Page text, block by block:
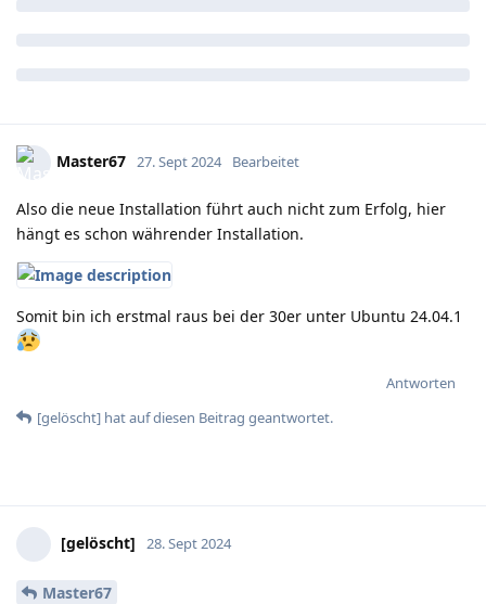
Master67 27. Sept 2024 Bearbeitet
Also die neue Installation führt auch nicht zum Erfolg, hier
hängt es schon währender Installation.
Somit bin ich erstmal raus bei der 30er unter Ubuntu 24.04.1
Antworten
[gelöscht] hatauf diesen Beitrag geantwortet.
[gelöscht] 28. Sept 2024
Master67